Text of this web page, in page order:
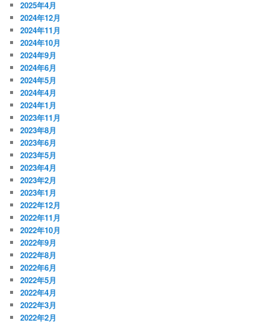
2025年4月
2024年12月
2024年11月
2024年10月
2024年9月
2024年6月
2024年5月
2024年4月
2024年1月
2023年11月
2023年8月
2023年6月
2023年5月
2023年4月
2023年2月
2023年1月
2022年12月
2022年11月
2022年10月
2022年9月
2022年8月
2022年6月
2022年5月
2022年4月
2022年3月
2022年2月